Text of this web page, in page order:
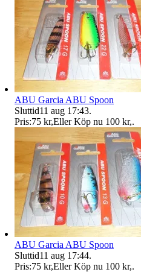
ABU Garcia ABU Spoon
Sluttid11 aug 17:43.
Pris:75 kr,Eller Köp nu 100 kr,.
ABU Garcia ABU Spoon
Sluttid11 aug 17:44.
Pris:75 kr,Eller Köp nu 100 kr,.